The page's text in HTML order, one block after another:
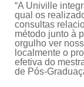
“A Univille
qual os
consultas
método junto à
orgulho ver
localmente o
efetiva do
de Pós-